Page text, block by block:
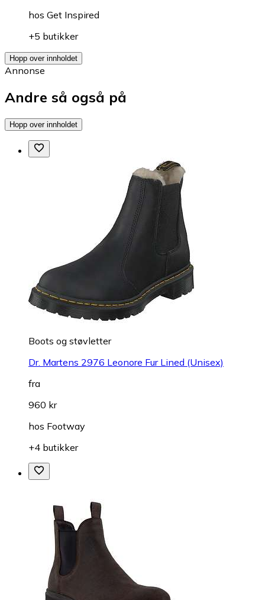
hos Get Inspired
+5 butikker
Hopp over innholdet
Annonse
Andre så også på
Hopp over innholdet
Boots og støvletter
Dr. Martens 2976 Leonore Fur Lined (Unisex)
fra
960 kr
hos Footway
+4 butikker